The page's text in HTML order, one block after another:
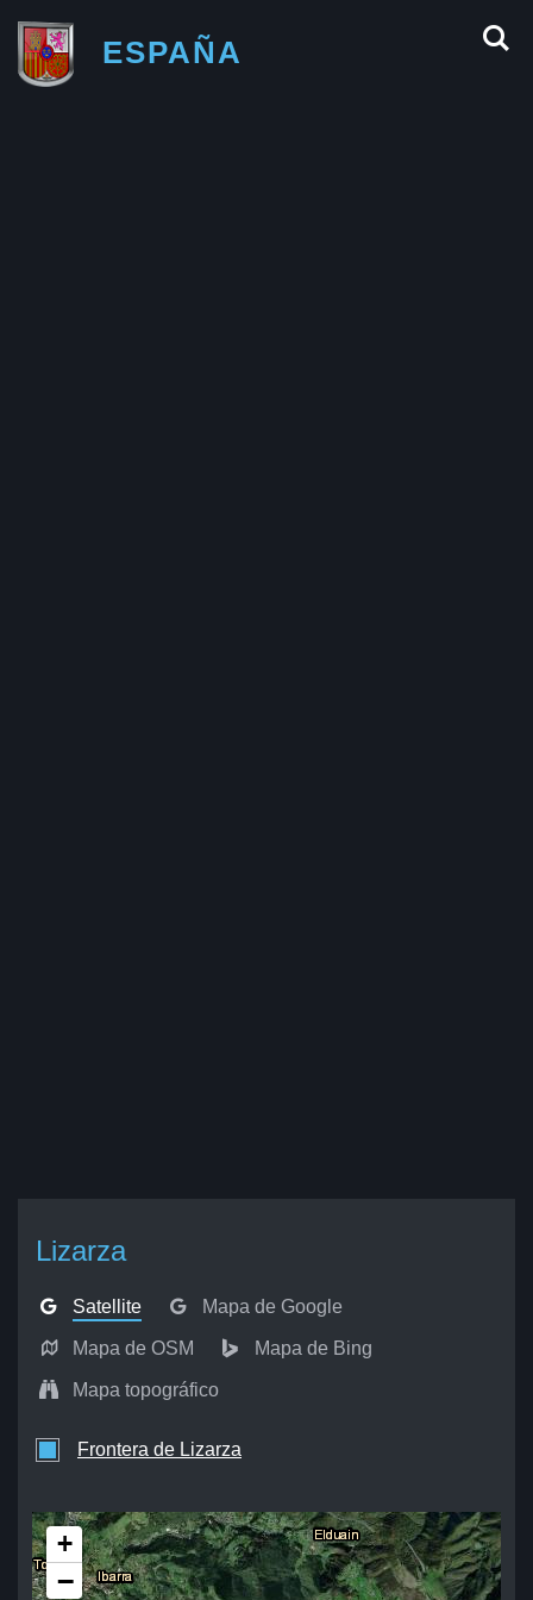
ESPAÑA
Lizarza
Satellite Mapa de Google
Mapa de OSM Mapa de Bing
Mapa topográfico
Frontera de Lizarza
+
−